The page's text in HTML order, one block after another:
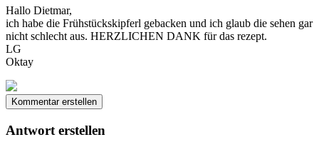
Hallo Dietmar,
ich habe die Frühstückskipferl gebacken und ich glaub die sehen gar
nicht schlecht aus. HERZLICHEN DANK für das rezept.
LG
Oktay
Kommentar erstellen
Antwort erstellen